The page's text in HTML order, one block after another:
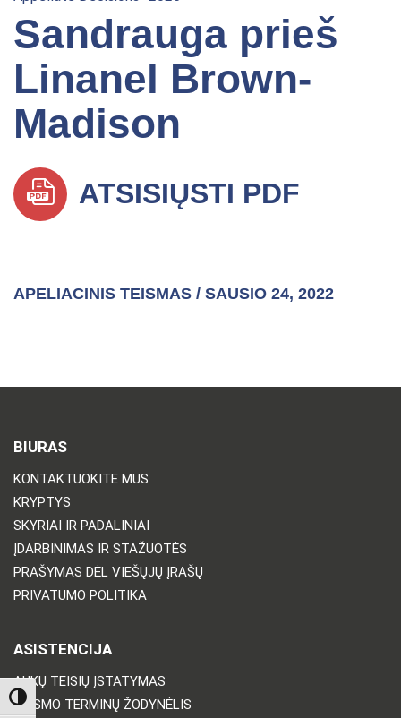
TOGGLE HIGH CONTRAST
Sandrauga prieš
Linanel Brown-
Madison
ATSISIŲSTI PDF
APELIACINIS TEISMAS / SAUSIO 24, 2022
BIURAS
KONTAKTUOKITE MUS
KRYPTYS
SKYRIAI IR PADALINIAI
ĮDARBINIMAS IR STAŽUOTĖS
PRAŠYMAS DĖL VIEŠŲJŲ ĮRAŠŲ
PRIVATUMO POLITIKA
ASISTENCIJA
AUKŲ TEISIŲ ĮSTATYMAS
TEISMO TERMINŲ ŽODYNĖLIS